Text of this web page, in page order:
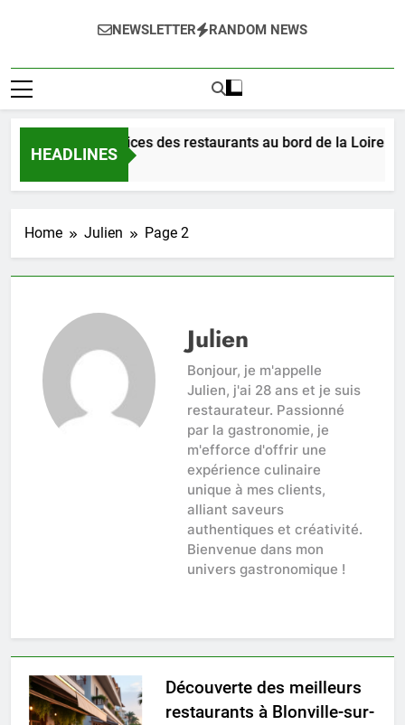
NEWSLETTER RANDOM NEWS
HEADLINES
les délices des restaurants au bord de la Loire à
Jours Ago
Home Julien Page 2
Julien
Bonjour, je m'appelle
Julien, j'ai 28 ans et je suis
restaurateur. Passionné
par la gastronomie, je
m'efforce d'offrir une
expérience culinaire
unique à mes clients,
alliant saveurs
authentiques et créativité.
Bienvenue dans mon
univers gastronomique !
Découverte des meilleurs
restaurants à Blonville-sur-